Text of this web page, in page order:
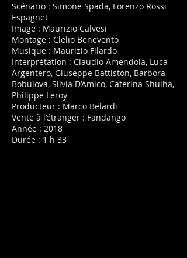
Scénario : Simone Spada, Lorenzo Rossi
Espagnet
Image : Maurizio Calvesi
Montage : Clelio Benevento
Musique : Maurizio Filardo
Interprétation : Claudio Amendola, Luca
Argentero, Giuseppe Battiston, Barbora
Bobulova, Silvia D’Amico, Caterina Shulha,
Philippe Leroy
Producteur : Marco Belardi
Vente à l’étranger : Fandango
Année : 2018
Durée : 1 h 33